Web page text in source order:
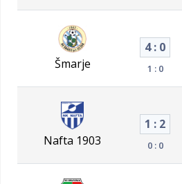
Šmarje
4 : 0
1 : 0
Nafta 1903
1 : 2
0 : 0